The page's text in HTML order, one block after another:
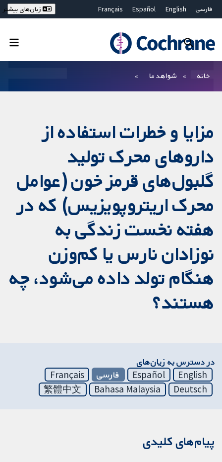
فارسی English
Español
Français
Bahasa Malaysia
ไทย
繁體中文
زبان‌های بیشتر
خانه شواهد ما
مزایا و خطرات استفاده از
داروهای محرک تولید
گلبول‌های قرمز خون (عوامل
محرک اریتروپویزیس) که در
هفته نخست زندگی به
نوزادان نارس یا کم‌وزن
هنگام تولد داده می‌شود، چه
هستند؟
در دسترس به زیان‌های
English
Español فارسی
Français
Deutsch
Bahasa Malaysia
繁體中文
پیام‌های کلیدی